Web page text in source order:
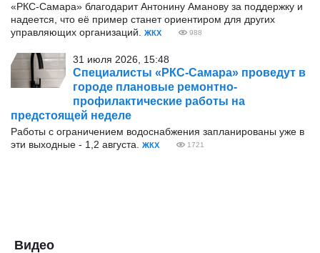
«РКС-Самара» благодарит Антонину Аманову за поддержку и
надеется, что её пример станет ориентиром для других
управляющих организаций.
ЖКХ 988
31 июля 2026, 15:48
Специалисты «РКС-Самара» проведут в
городе плановые ремонтно-
профилактические работы на
предстоящей неделе
Работы с ограничением водоснабжения запланированы уже в
эти выходные - 1,2 августа.
ЖКХ 1721
Видео